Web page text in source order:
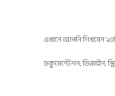
এখানে আপনি শিখবেন
ডকুমেন্টেশন, ডিজাইন,